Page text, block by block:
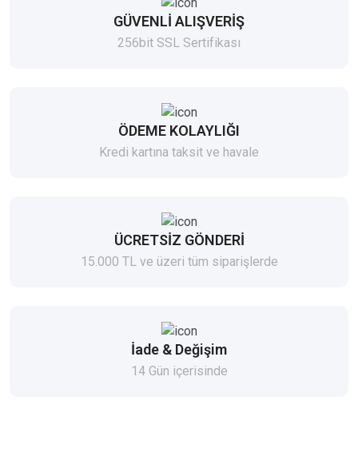
GÜVENLİ ALIŞVERİŞ
256bit SSL Sertifikası
ÖDEME KOLAYLIĞI
Kredi kartına taksit ve havale
ÜCRETSİZ GÖNDERİ
15.000 TL ve üzeri tüm siparişlerde
İade & Değişim
14 Gün içerisinde